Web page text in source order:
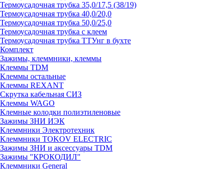
Термоусадочная трубка 35,0/17,5 (38/19)
Термоусадочная трубка 40,0/20,0
Термоусадочная трубка 50,0/25,0
Термоусадочная трубка с клеем
Термоусадочная трубка ТТУнг в бухте
Комплект
Зажимы, клеммники, клеммы
Клеммы TDM
Клеммы остальные
Клеммы REXANT
Скрутка кабельная СИЗ
Клеммы WAGO
Клемные колодки полиэтиленовые
Зажимы ЗНИ ИЭК
Клеммники Электротехник
Клеммники TOKOV ELECTRIC
Зажимы ЗНИ и аксессуары TDM
Зажимы "КРОКОДИЛ"
Клеммники General